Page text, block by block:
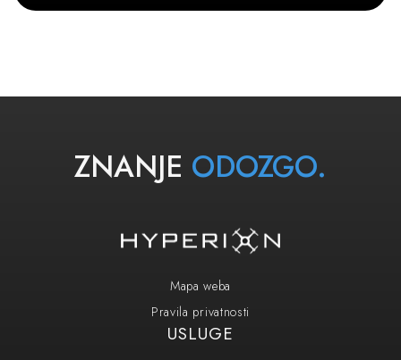
ZNANJE ODOZGO.
Mapa weba
Pravila privatnosti
USLUGE